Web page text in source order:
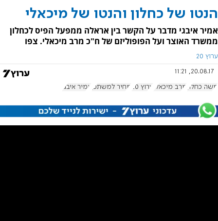
הנטו של כחלון והנטו של מיכאלי
אמיר איבגי מדבר על הקשר בין אראלה ממפעל הפיס לכחלון
ממשרד האוצר ועל הפופוליזם של ח"כ מרב מיכאלי. צפו
ערוץ 20
20.08.17, 11:21
משה כחלון מרב מיכאלי ערוץ 20 מחיר למשתכן אמיר איבגי